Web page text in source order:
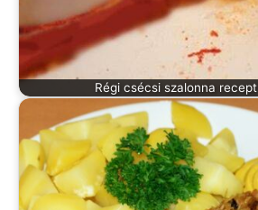
Régi csécsi szalonna recept